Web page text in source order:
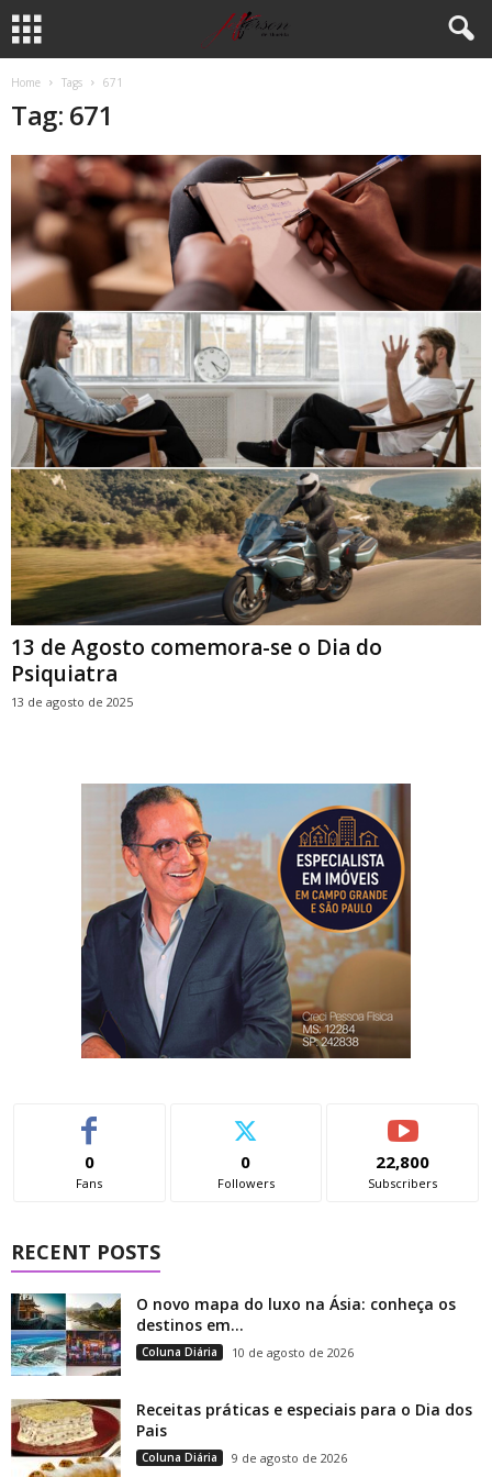
Home Tags 671
Tag: 671
13 de Agosto comemora-se o Dia do
Psiquiatra
13 de agosto de 2025
0
Fans
0
Followers
22,800
Subscribers
RECENT POSTS
O novo mapa do luxo na Ásia: conheça os
destinos em...
Coluna Diária 10 de agosto de 2026
Receitas práticas e especiais para o Dia dos
Pais
Coluna Diária 9 de agosto de 2026